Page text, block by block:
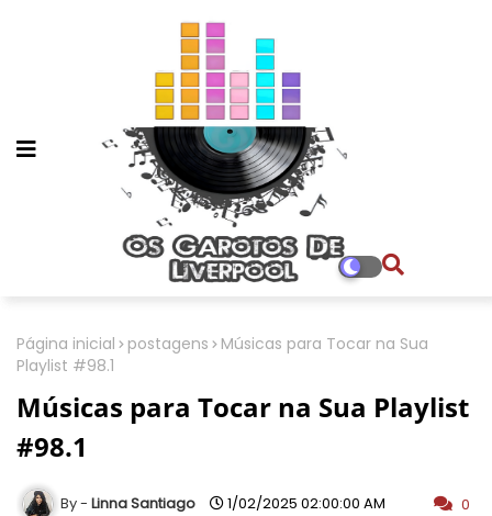
Página inicial postagens
Músicas para Tocar na Sua
Playlist #98.1
Músicas para Tocar na Sua Playlist
#98.1
Linna Santiago 1/02/2025 02:00:00 AM 0